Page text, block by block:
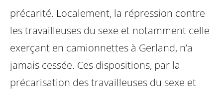
précarité. Localement, la répression contre
les travailleuses du sexe et notamment celle
exerçant en camionnettes à Gerland, n’a
jamais cessée. Ces dispositions, par la
précarisation des travailleuses du sexe et